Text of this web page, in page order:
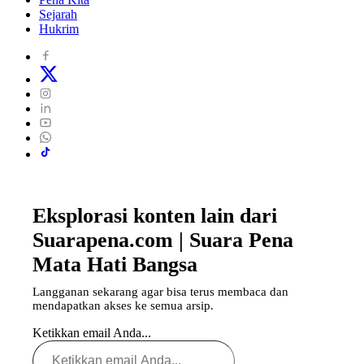
Sejarah
Hukrim
Eksplorasi konten lain dari
Suarapena.com | Suara Pena
Mata Hati Bangsa
Langganan sekarang agar bisa terus membaca dan
mendapatkan akses ke semua arsip.
Ketikkan email Anda...